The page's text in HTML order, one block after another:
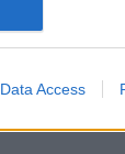
Data Access